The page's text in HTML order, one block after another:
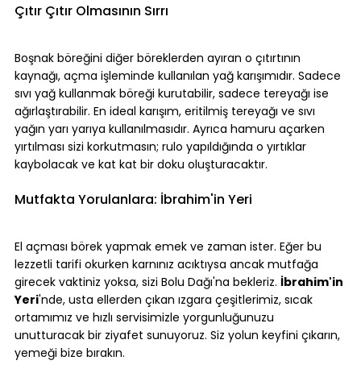
Çıtır Çıtır Olmasının Sırrı
Boşnak böreğini diğer böreklerden ayıran o çıtırtının
kaynağı, açma işleminde kullanılan yağ karışımıdır. Sadece
sıvı yağ kullanmak böreği kurutabilir, sadece tereyağı ise
ağırlaştırabilir. En ideal karışım, eritilmiş tereyağı ve sıvı
yağın yarı yarıya kullanılmasıdır. Ayrıca hamuru açarken
yırtılması sizi korkutmasın; rulo yapıldığında o yırtıklar
kaybolacak ve kat kat bir doku oluşturacaktır.
Mutfakta Yorulanlara: İbrahim'in Yeri
El açması börek yapmak emek ve zaman ister. Eğer bu
lezzetli tarifi okurken karnınız acıktıysa ancak mutfağa
girecek vaktiniz yoksa, sizi Bolu Dağı'na bekleriz. İbrahim'in
Yeri'nde, usta ellerden çıkan ızgara çeşitlerimiz, sıcak
ortamımız ve hızlı servisimizle yorgunluğunuzu
unutturacak bir ziyafet sunuyoruz. Siz yolun keyfini çıkarın,
yemeği bize bırakın.